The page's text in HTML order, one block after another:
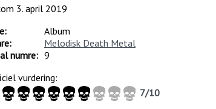
3. april 2019
Album
Melodisk Death Metal
numre: 9
vurdering:
7/10